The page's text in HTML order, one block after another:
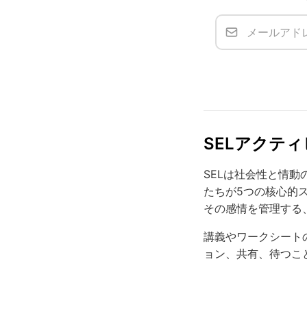
SELアクテ
SELは社会性と情
たちが5つの核心的
その感情を管理す
講義やワークシート
ョン、共有、待つ